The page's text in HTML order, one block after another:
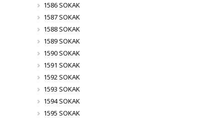
1586 SOKAK
1587 SOKAK
1588 SOKAK
1589 SOKAK
1590 SOKAK
1591 SOKAK
1592 SOKAK
1593 SOKAK
1594 SOKAK
1595 SOKAK